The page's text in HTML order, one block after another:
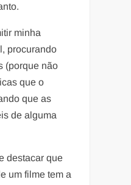
minha
procurando
(porque não
que o
que as
de alguma
destacar que
um filme tem a